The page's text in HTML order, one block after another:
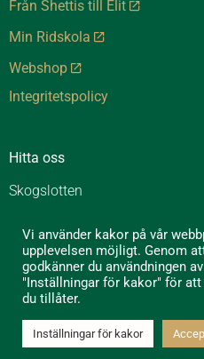
Från Shettis till Elit
Min Ridskola
Webshop
Integritetspolicy
Hitta oss
Skogslotten
605 99 Norrköping
Grimstad
605 99 Norrköping
Vi använder kakor på vår
upplevelsen möjligt. Genom
godkänner du användningen
"Inställningar för kakor" för
du tillåter.
Inställningar för kakor